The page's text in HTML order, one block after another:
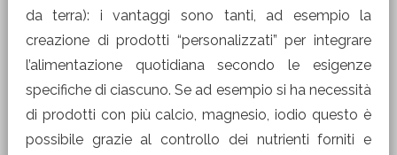
da terra): i vantaggi sono tanti, ad esempio la
creazione di prodotti “personalizzati” per integrare
l’alimentazione quotidiana secondo le esigenze
specifiche di ciascuno. Se ad esempio si ha necessità
di prodotti con più calcio, magnesio, iodio questo è
possibile grazie al controllo dei nutrienti forniti e